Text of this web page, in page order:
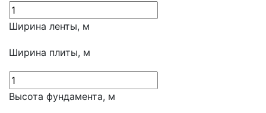
Ширина ленты, м
Ширина плиты, м
Высота фундамента, м